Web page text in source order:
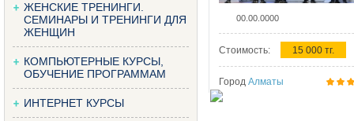
ЖЕНСКИЕ ТРЕНИНГИ.
СЕМИНАРЫ И ТРЕНИНГИ ДЛЯ
ЖЕНЩИН
КОМПЬЮТЕРНЫЕ КУРСЫ,
ОБУЧЕНИЕ ПРОГРАММАМ
ИНТЕРНЕТ КУРСЫ
00.00.0000
Стоимость: 15 000 тг.
Город Алматы